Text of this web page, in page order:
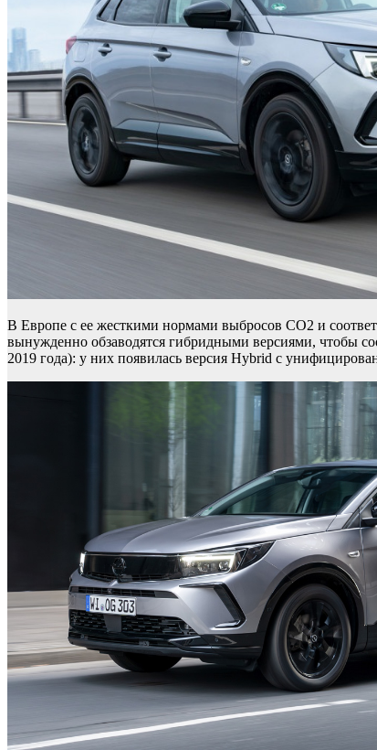
В Европе с ее жесткими нормами выбросов CO2 и
вынужденно обзаводятся гибридными версиями, чтобы
2019 года): у них появилась версия Hybrid с